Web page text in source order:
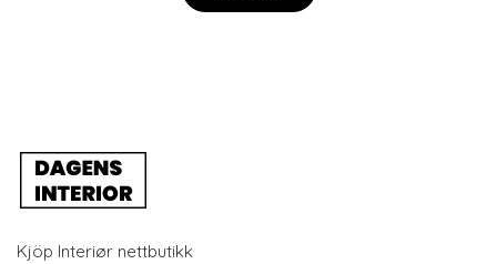
Kjöp Interiør nettbutikk